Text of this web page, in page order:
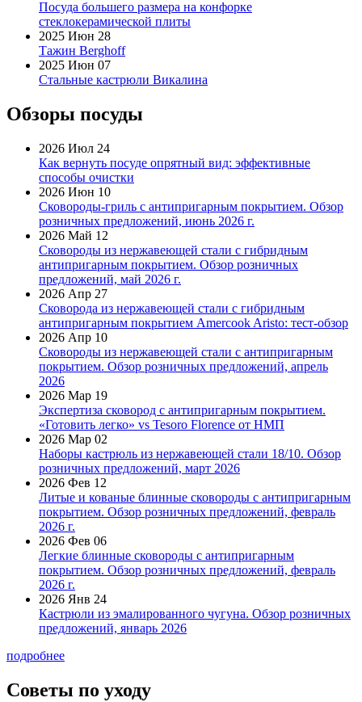
Посуда большего размера на конфорке
стеклокерамической плиты
2025 Июн 28
Тажин Berghoff
2025 Июн 07
Стальные кастрюли Викалина
Обзоры посуды
2026 Июл 24
Как вернуть посуде опрятный вид: эффективные
способы очистки
2026 Июн 10
Сковороды-гриль с антипригарным покрытием. Обзор
розничных предложений, июнь 2026 г.
2026 Май 12
Сковороды из нержавеющей стали с гибридным
антипригарным покрытием. Обзор розничных
предложений, май 2026 г.
2026 Апр 27
Сковорода из нержавеющей стали с гибридным
антипригарным покрытием Amercook Aristo: тест-обзор
2026 Апр 10
Сковороды из нержавеющей стали с антипригарным
покрытием. Обзор розничных предложений, апрель
2026
2026 Мар 19
Экспертиза сковород с антипригарным покрытием.
«Готовить легко» vs Tesoro Florence от НМП
2026 Мар 02
Наборы кастрюль из нержавеющей стали 18/10. Обзор
розничных предложений, март 2026
2026 Фев 12
Литые и кованые блинные сковороды с антипригарным
покрытием. Обзор розничных предложений, февраль
2026 г.
2026 Фев 06
Легкие блинные сковороды с антипригарным
покрытием. Обзор розничных предложений, февраль
2026 г.
2026 Янв 24
Кастрюли из эмалированного чугуна. Обзор розничных
предложений, январь 2026
подробнее
Советы по уходу